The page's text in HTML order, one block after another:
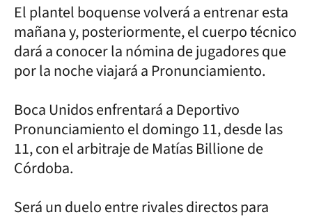
El plantel boquense volverá a entrenar esta
mañana y, posteriormente, el cuerpo técnico
dará a conocer la nómina de jugadores que
por la noche viajará a Pronunciamiento.
Boca Unidos enfrentará a Deportivo
Pronunciamiento el domingo 11, desde las
11, con el arbitraje de Matías Billione de
Córdoba.
Será un duelo entre rivales directos para